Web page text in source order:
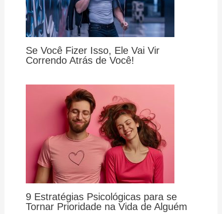
Se Você Fizer Isso, Ele Vai Vir
Correndo Atrás de Você!
9 Estratégias Psicológicas para se
Tornar Prioridade na Vida de Alguém